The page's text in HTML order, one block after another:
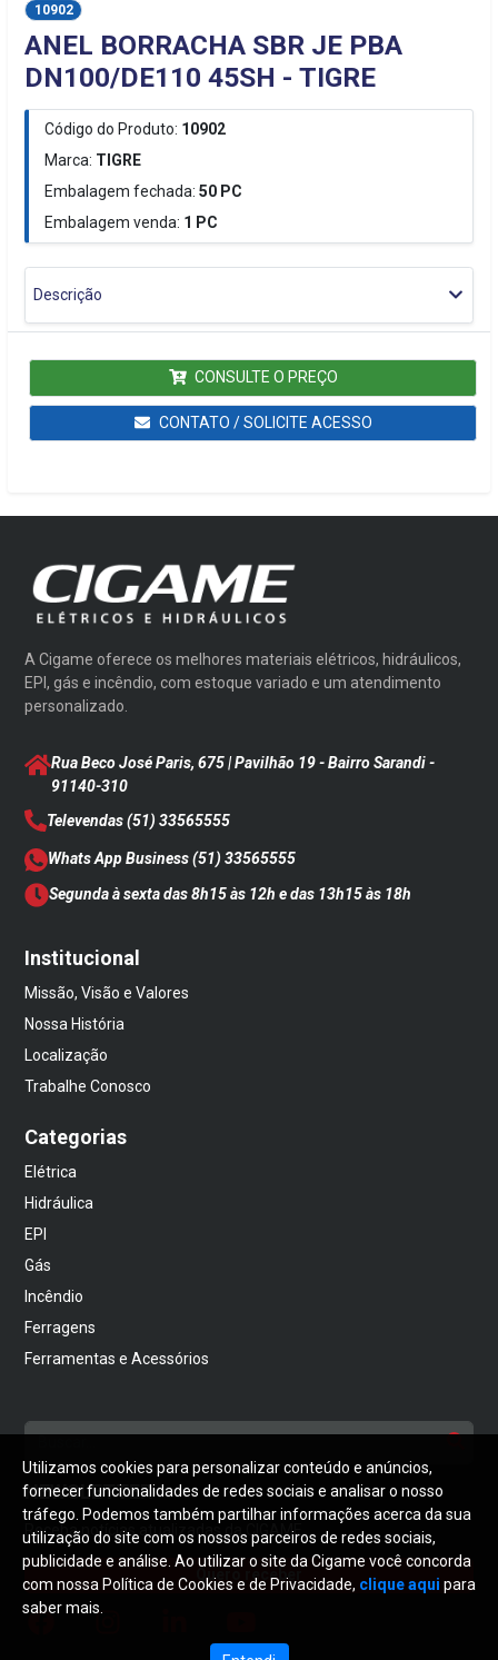
10902
ANEL BORRACHA SBR JE PBA
DN100/DE110 45SH - TIGRE
Código do Produto: 10902
Marca: TIGRE
Embalagem fechada: 50 PC
Embalagem venda: 1 PC
Descrição
CONSULTE O PREÇO
CONTATO / SOLICITE ACESSO
A Cigame oferece os melhores materiais elétricos, hidráulicos,
EPI, gás e incêndio, com estoque variado e um atendimento
personalizado.
Rua Beco José Paris, 675 | Pavilhão 19 - Bairro Sarandi-
91140-310
Televendas(51) 33565555
Whats App Business(51) 33565555
Segunda à sexta das 8h15 às 12h e das 13h15 às 18h
Institucional
Missão, Visão e Valores
Nossa História
Localização
Trabalhe Conosco
Categorias
Elétrica
Hidráulica
EPI
Gás
Incêndio
Ferragens
Ferramentas e Acessórios
NEWSLETTER
Receba notícias atualizadas da CIGAME
Quero receber
Utilizamos cookies para personalizar conteúdo e anúncios,
fornecer funcionalidades de redes sociais e analisar o nosso
tráfego. Podemos também partilhar informações acerca da sua
utilização do site com os nossos parceiros de redes sociais,
publicidade e análise. Ao utilizar o site da Cigame você concorda
com nossa Política de Cookies e de Privacidade, clique aqui para
saber mais.